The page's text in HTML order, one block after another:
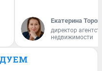
Екатерина
директор
недвижимости